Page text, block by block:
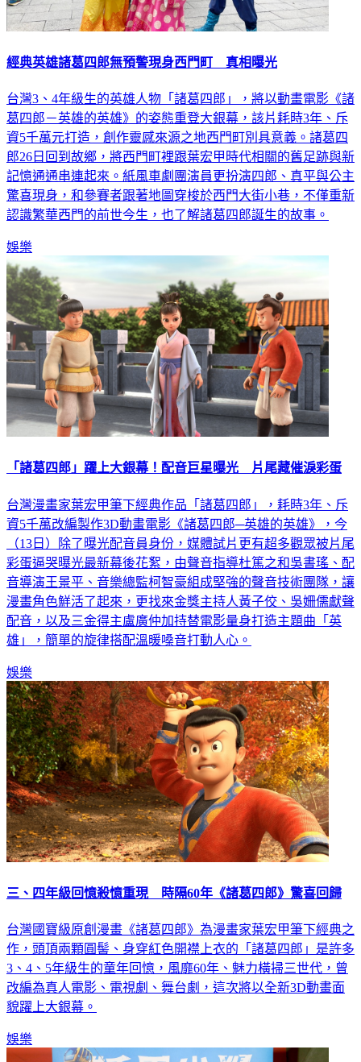
經典英雄諸葛四郎無預警現身西門町 真相曝光
台灣3、4年級生的英雄人物「諸葛四郎」，將以動畫電影《諸
葛四郎－英雄的英雄》的姿態重登大銀幕，該片耗時3年、斥
資5千萬元打造，創作靈感來源之地西門町別具意義。諸葛四
郎26日回到故鄉，將西門町裡跟葉宏甲時代相關的舊足跡與新
記憶通通串連起來。紙風車劇團演員更扮演四郎、真平與公主
驚喜現身，和參賽者跟著地圖穿梭於西門大街小巷，不僅重新
認識繁華西門的前世今生，也了解諸葛四郎誕生的故事。
娛樂
「諸葛四郎」躍上大銀幕！配音巨星曝光 片尾藏催淚彩蛋
台灣漫畫家葉宏甲筆下經典作品「諸葛四郎」，耗時3年、斥
資5千萬改編製作3D動畫電影《諸葛四郎─英雄的英雄》，今
（13日）除了曝光配音員身份，媒體試片更有超多觀眾被片尾
彩蛋逼哭曝光最新幕後花絮，由聲音指導杜篤之和吳書瑤、配
音導演王景平、音樂總監柯智豪組成堅強的聲音技術團隊，讓
漫畫角色鮮活了起來，更找來金獎主持人黃子佼、吳姍儒獻聲
配音，以及三金得主盧廣仲加持替電影量身打造主題曲「英
雄」，簡單的旋律搭配溫暖嗓音打動人心。
娛樂
三、四年級回憶殺憶重現 時隔60年《諸葛四郎》驚喜回歸
台灣國寶級原創漫畫《諸葛四郎》為漫畫家葉宏甲筆下經典之
作，頭頂兩顆圓髻、身穿紅色開襟上衣的「諸葛四郎」是許多
3、4、5年級生的童年回憶，風靡60年、魅力橫掃三世代，曾
改編為真人電影、電視劇、舞台劇，這次將以全新3D動畫面
貌躍上大銀幕。
娛樂